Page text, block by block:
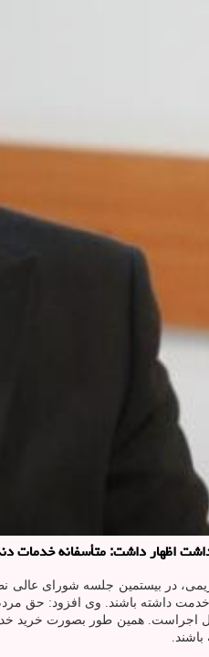
اظهار داشت: متأسفانه
در بیستمین جلسه شورای عالی
خدمت داشته باشند. وی افزود: حق
اجراست. همین طور بصورت خرید